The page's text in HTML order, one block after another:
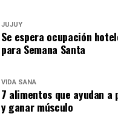
JUJUY
Se espera ocupación
para Semana Santa
VIDA SANA
7 alimentos que ayudan a
y ganar músculo